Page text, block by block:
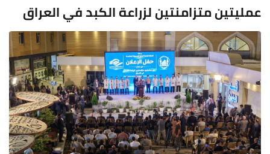
عمليتين متزامنتين لزراعة الكبد في العراق